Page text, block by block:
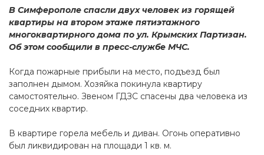
В Симферополе спасли двух человек из горящей
квартиры на втором этаже пятиэтажного
многоквартирного дома по ул. Крымских Партизан.
Об этом сообщили в пресс-службе МЧС.
Когда пожарные прибыли на место, подъезд был
заполнен дымом. Хозяйка покинула квартиру
самостоятельно. Звеном ГДЗС спасены два человека из
соседних квартир.
В квартире горела мебель и диван. Огонь оперативно
был ликвидирован на площади 1 кв. м.